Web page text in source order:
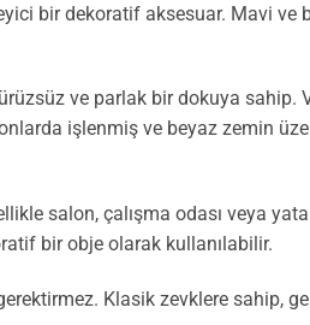
bir dekoratif aksesuar. Mavi ve
ve parlak bir dokuya sahip.
işlenmiş ve beyaz zemin
salon, çalışma odası veya
bir obje olarak kullanılabilir.
Klasik zevklere sahip,